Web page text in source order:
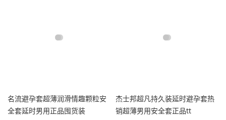
名流避孕套超薄润滑情趣颗粒安
全套延时男用正品囤货装
杰士邦超凡持久装延时避孕套热
销超薄男用安全套正品tt